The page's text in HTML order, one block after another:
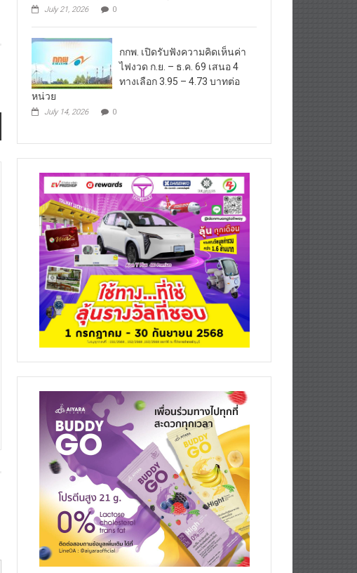
July 21, 2026 0
กกพ. เปิดรับฟังความคิดเห็นค่า
ไฟงวด ก.ย. – ธ.ค. 69 เสนอ 4
ทางเลือก 3.95 – 4.73 บาทต่อ
หน่วย
July 14, 2026 0